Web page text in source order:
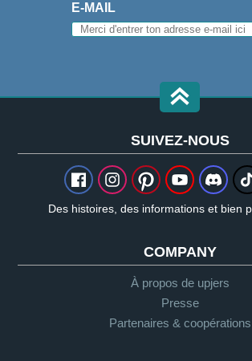
E-MAIL
SUIVEZ-NOUS
Des histoires, des informations et bien
COMPANY
À propos de upjers
Presse
Partenaires & coopérations